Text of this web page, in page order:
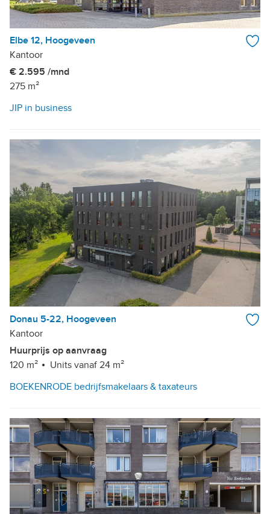
Elbe 12, Hoogeveen
Kantoor
€ 2.595 /mnd
275 m²
JIP in business
Donau 5-22, Hoogeveen
Kantoor
Huurprijs op aanvraag
120 m²
Units vanaf 24 m²
BOEKENRODE bedrijfsmakelaars & taxateurs